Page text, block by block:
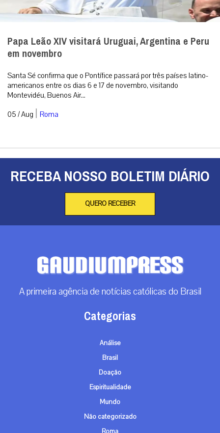
Papa Leão XIV visitará Uruguai, Argentina e Peru
em novembro
Santa Sé confirma que o Pontífice passará por três países latino-
americanos entre os dias 6 e 17 de novembro, visitando
Montevidéu, Buenos Air...
05 / Aug | Roma
RECEBA NOSSO BOLETIM DIÁRIO
QUERO RECEBER
A primeira agência de notícias católicas do Brasil
Categorias
Análise
Brasil
Doação
Espiritualidade
Mundo
Não categorizado